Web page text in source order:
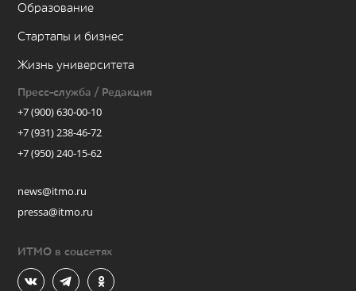
Образование
Стартапы и бизнес
Жизнь университета
Пресс-служба / Редакция
+7 (900) 630-00-10
+7 (931) 238-46-72
+7 (950) 240-15-62
news@itmo.ru
pressa@itmo.ru
ИТМО в соцсетях